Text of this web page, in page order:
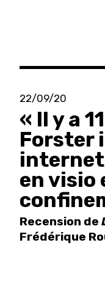
Aller
contenu
principal
22/09/20
« Il y a
Forster
en visio
Recension de
Frédérique